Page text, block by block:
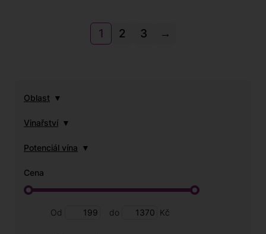
1 2 3 →
Oblast
Vinařství
Potenciál vína
Cena
Od do Kč